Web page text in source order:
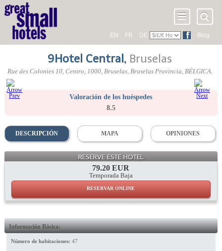
EN FR DE Blog
9Hotel Central , Bruselas
Rue des Colonies 10, Centro, 1000, Bruselas, Bruselas Provincia, BÉLGICA.
Valoración de los huéspedes
8.5
DESCRIPCIÓN MAPA OPINIONES
RESERVE ESTE HOTEL
79.20 EUR
Temporada Baja
RESERVAR ONLINE
Información Básica:
Número de habitaciones: 47